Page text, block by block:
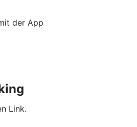
der App
Link.